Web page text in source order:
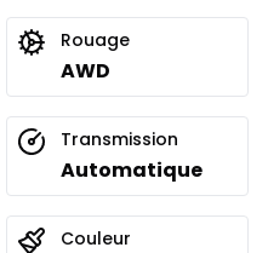
Rouage
AWD
Transmission
Automatique
Couleur